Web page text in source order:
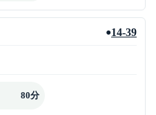
●14-39
80分